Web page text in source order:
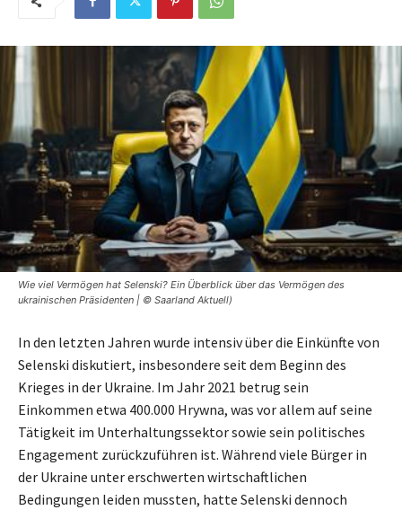
Wie viel Vermögen hat Selenski? Ein Überblick über das Vermögen des
ukrainischen Präsidenten | © Saarland Aktuell)
In den letzten Jahren wurde intensiv über die Einkünfte von
Selenski diskutiert, insbesondere seit dem Beginn des
Krieges in der Ukraine. Im Jahr 2021 betrug sein
Einkommen etwa 400.000 Hrywna, was vor allem auf seine
Tätigkeit im Unterhaltungssektor sowie sein politisches
Engagement zurückzuführen ist. Während viele Bürger in
der Ukraine unter erschwerten wirtschaftlichen
Bedingungen leiden mussten, hatte Selenski dennoch